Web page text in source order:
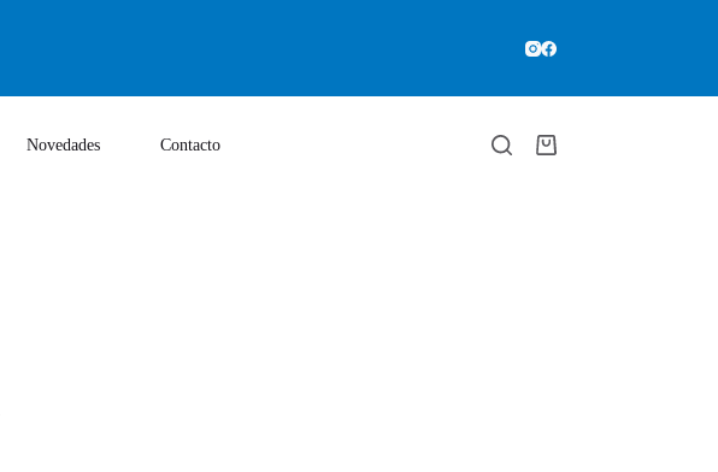
Novedades Contacto
Carro